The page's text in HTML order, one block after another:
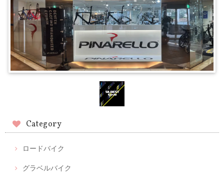
Category
ロードバイク
グラベルバイク